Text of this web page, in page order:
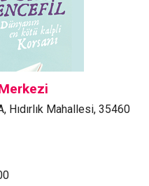
Hıdırlık Mahallesi, 35460